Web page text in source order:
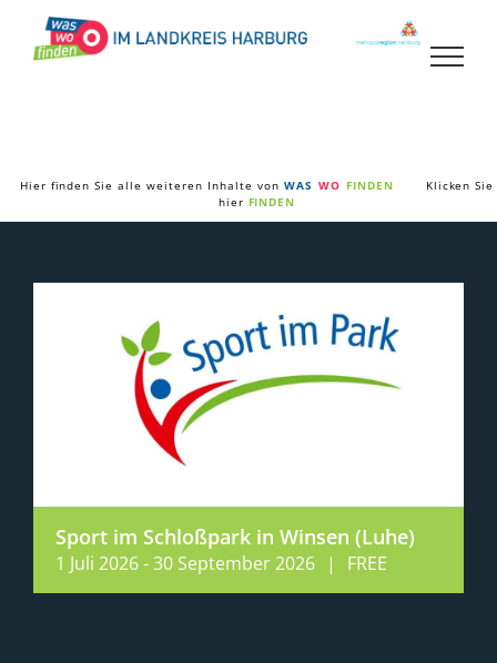
Inhalt
springen
Hier finden Sie alle weiteren Inhalte von WAS WO FINDEN
Klicken Sie
hier FINDEN
Sport im Schloßpark in Winsen (Luhe)
1 Juli 2026-30 September 2026 | FREE